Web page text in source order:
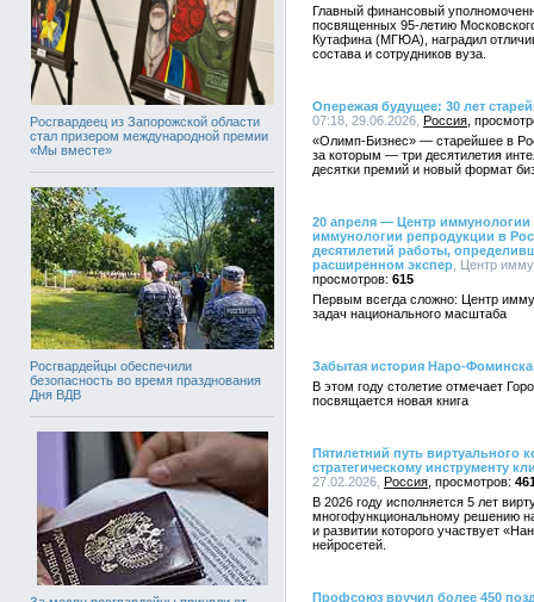
Росгвардеец из Запорожской области
стал призером международной премии
«Мы вместе»
Росгвардейцы обеспечили
безопасность во время празднования
Дня ВДВ
Главный финансовый
посвященных 95-летию
Кутафина (МГЮА), наградил
состава и сотрудников вуза.
Опережая будущее: 30 лет
07:18, 29.06.2026, Россия
«Олимп-Бизнес» — старейшее в
за которым — три десятилетия
десятки премий и новый формат
20 апреля — Центр
иммунологии репродукции в
десятилетий работы,
расширенном экспер , Центр
615
Первым всегда сложно: Центр
задач национального масштаба
Забытая история Наро-Фоминска
В этом году столетие отмечает
посвящается новая книга
Пятилетний путь виртуального
стратегическому инструменту
27.02.2026, Россия
В 2026 году исполняется 5 лет
многофункциональному решению
и развитии которого участвует
нейросетей.
Профсоюз вручил более 450